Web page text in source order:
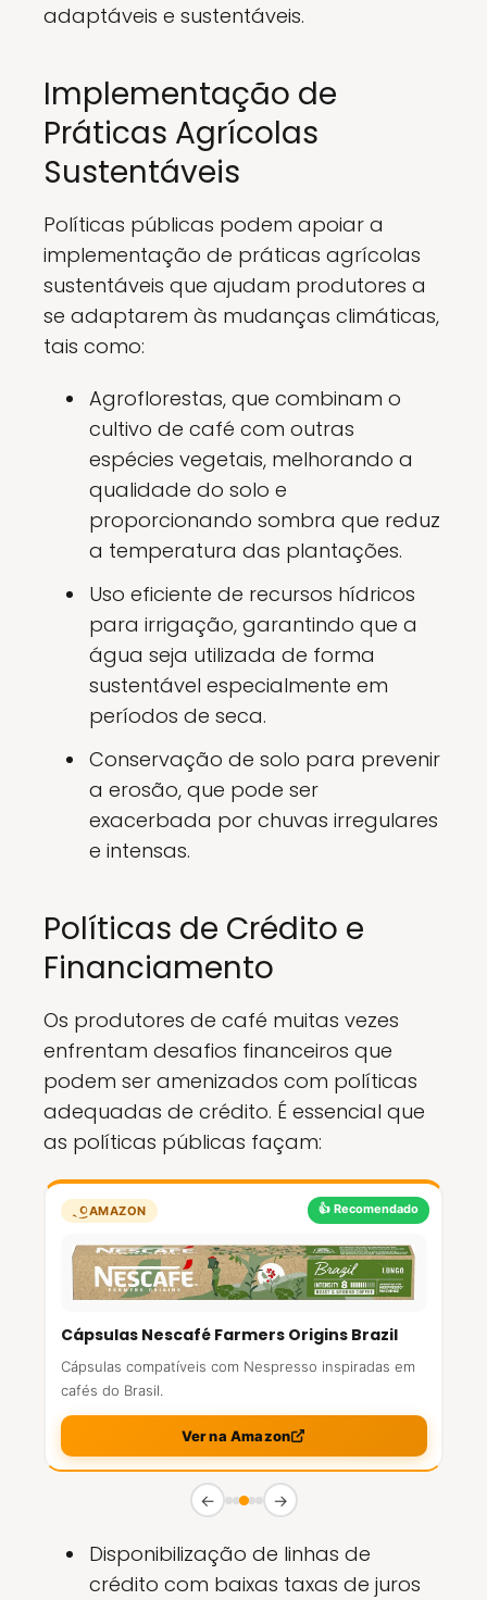
adaptáveis e sustentáveis.
Implementação de
Práticas Agrícolas
Sustentáveis
Políticas públicas podem apoiar a
implementação de práticas agrícolas
sustentáveis que ajudam produtores a
se adaptarem às mudanças climáticas,
tais como:
Agroflorestas, que combinam o
cultivo de café com outras
espécies vegetais, melhorando a
qualidade do solo e
proporcionando sombra que reduz
a temperatura das plantações.
Uso eficiente de recursos hídricos
para irrigação, garantindo que a
água seja utilizada de forma
sustentável especialmente em
períodos de seca.
Conservação de solo para prevenir
a erosão, que pode ser
exacerbada por chuvas irregulares
e intensas.
Políticas de Crédito e
Financiamento
Os produtores de café muitas vezes
enfrentam desafios financeiros que
podem ser amenizados com políticas
adequadas de crédito. É essencial que
as políticas públicas façam:
👍 Recomendado
AMAZON
Cápsulas Nescafé Farmers Origins Brazil
Cápsulas compatíveis com Nespresso inspiradas em
cafés do Brasil.
Ver na Amazon
← →
Disponibilização de linhas de
crédito com baixas taxas de juros